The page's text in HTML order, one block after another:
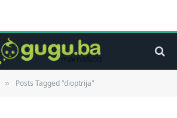
» Posts Tagged "dioptrija"